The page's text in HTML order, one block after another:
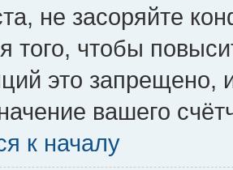
не засоряйте
того, чтобы
это запрещено,
вашего
к началу